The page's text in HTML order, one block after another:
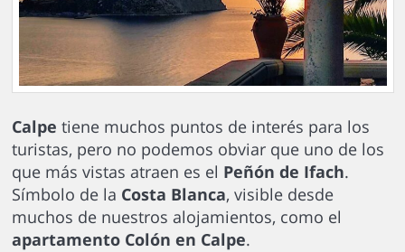
Calpe tiene muchos puntos de interés para los
turistas, pero no podemos obviar que uno de los
que más vistas atraen es el Peñón de Ifach.
Símbolo de la Costa Blanca, visible desde
muchos de nuestros alojamientos, como el
apartamento Colón en Calpe.